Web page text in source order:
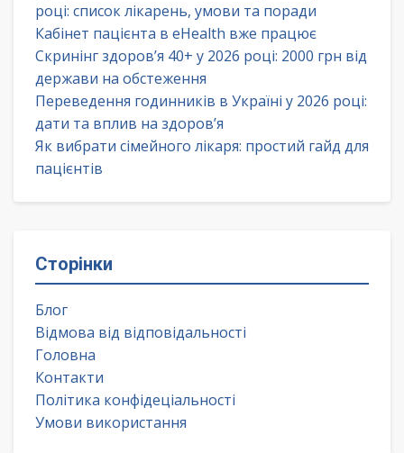
році: список лікарень, умови та поради
Кабінет пацієнта в eHealth вже працює
Скринінг здоров’я 40+ у 2026 році: 2000 грн від
держави на обстеження
Переведення годинників в Україні у 2026 році:
дати та вплив на здоров’я
Як вибрати сімейного лікаря: простий гайд для
пацієнтів
Сторінки
Блог
Відмова від відповідальності
Головна
Контакти
Політика конфідеціальності
Умови використання